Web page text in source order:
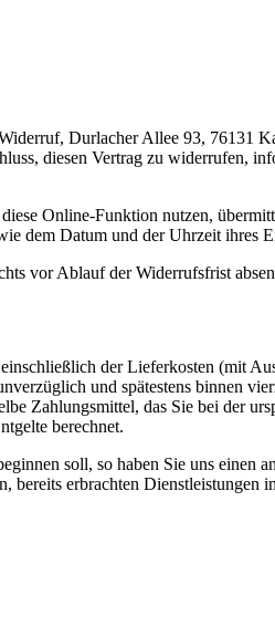
Durlacher Allee 93, 76131
diesen Vertrag zu widerrufen,
Online-Funktion nutzen,
dem Datum und der Uhrzeit ihres
vor Ablauf der Widerrufsfrist
der Lieferkosten (mit
und spätestens binnen
Zahlungsmittel, das Sie bei der
berechnet.
soll, so haben Sie uns einen
erbrachten Dienstleistungen